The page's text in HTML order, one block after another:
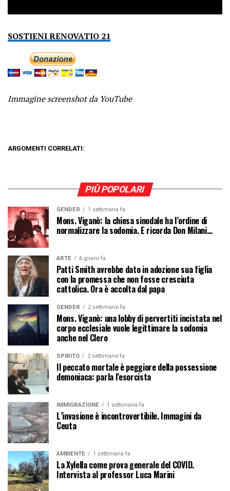
SOSTIENI RENOVATIO 21
Immagine screenshot da YouTube
ARGOMENTI CORRELATI:
PIÙ POPOLARI
GENDER 1 settimana fa
Mons. Viganò: la chiesa sinodale ha l’ordine di
normalizzare la sodomia. E ricorda Don Milani…
ARTE 6 giorni fa
Patti Smith avrebbe dato in adozione sua figlia
con la promessa che non fosse cresciuta
cattolica. Ora è accolta dal papa
GENDER 2 settimane fa
Mons. Viganò: una lobby di pervertiti incistata nel
corpo ecclesiale vuole legittimare la sodomia
anche nel Clero
SPIRITO 2 settimane fa
Il peccato mortale è peggiore della possessione
demoniaca: parla l’esorcista
IMMIGRAZIONE 1 settimana fa
L’invasione è incontrovertibile. Immagini da
Ceuta
AMBIENTE 1 settimana fa
La Xylella come prova generale del COVID.
Intervista al professor Luca Marini